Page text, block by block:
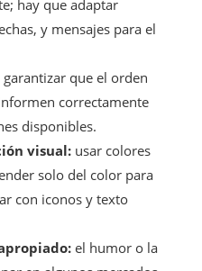
hay que adaptar
y mensajes para el
garantizar que el orden
correctamente
disponibles.
visual: usar colores
solo del color para
con iconos y texto
el humor o la